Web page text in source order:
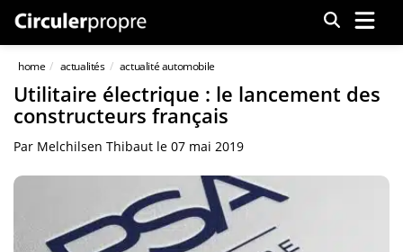
Menu
home actualités actualité automobile
Utilitaire électrique : le lancement des
constructeurs français
Par Melchilsen Thibaut le 07 mai 2019